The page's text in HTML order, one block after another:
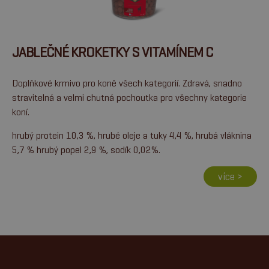
JABLEČNÉ KROKETKY S VITAMÍNEM C
Doplňkové krmivo pro koně všech kategorií. Zdravá, snadno
stravitelná a velmi chutná pochoutka pro všechny kategorie
koní.
hrubý protein 10,3 %, hrubé oleje a tuky 4,4 %, hrubá vláknina
5,7 % hrubý popel 2,9 %, sodík 0,02%.
více >